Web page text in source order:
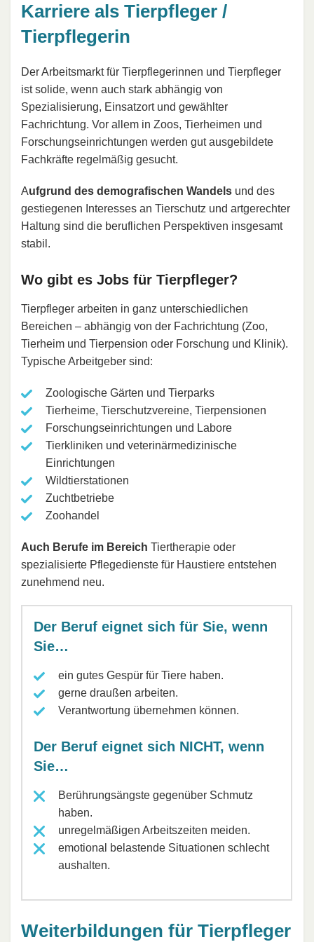
Karriere als Tierpfleger /
Tierpflegerin
Der Arbeitsmarkt für Tierpflegerinnen und Tierpfleger
ist solide, wenn auch stark abhängig von
Spezialisierung, Einsatzort und gewählter
Fachrichtung. Vor allem in Zoos, Tierheimen und
Forschungseinrichtungen werden gut ausgebildete
Fachkräfte regelmäßig gesucht.
Aufgrund des demografischen Wandels und des
gestiegenen Interesses an Tierschutz und artgerechter
Haltung sind die beruflichen Perspektiven insgesamt
stabil.
Wo gibt es Jobs für Tierpfleger?
Tierpfleger arbeiten in ganz unterschiedlichen
Bereichen – abhängig von der Fachrichtung (Zoo,
Tierheim und Tierpension oder Forschung und Klinik).
Typische Arbeitgeber sind:
Zoologische Gärten und Tierparks
Tierheime, Tierschutzvereine, Tierpensionen
Forschungseinrichtungen und Labore
Tierkliniken und veterinärmedizinische
Einrichtungen
Wildtierstationen
Zuchtbetriebe
Zoohandel
Auch Berufe im Bereich Tiertherapie oder
spezialisierte Pflegedienste für Haustiere entstehen
zunehmend neu.
Der Beruf eignet sich für Sie, wenn
Sie…
ein gutes Gespür für Tiere haben.
gerne draußen arbeiten.
Verantwortung übernehmen können.
Der Beruf eignet sich NICHT, wenn
Sie…
Berührungsängste gegenüber Schmutz
haben.
unregelmäßigen Arbeitszeiten meiden.
emotional belastende Situationen schlecht
aushalten.
Weiterbildungen für Tierpfleger